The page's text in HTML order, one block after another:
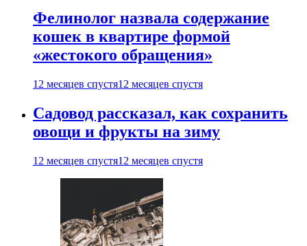
Фелинолог назвала содержание
кошек в квартире формой
«жестокого обращения»
12 месяцев спустя12 месяцев спустя
Садовод рассказал, как сохранить
овощи и фрукты на зиму
12 месяцев спустя12 месяцев спустя